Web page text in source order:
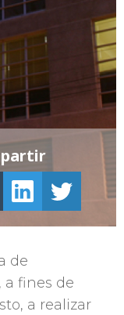
de
fines de
a realizar